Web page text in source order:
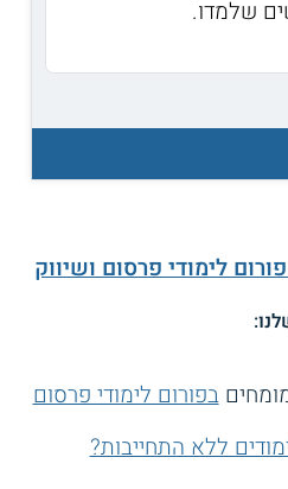
שלמדו.
לימודי פרסום ושיווק
בפורום לימודי פרסום
ללא התחייבות?